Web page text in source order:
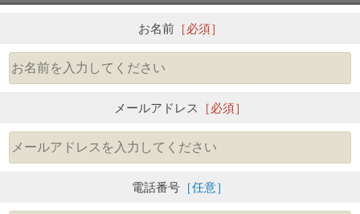
お名前［必須］
メールアドレス ［必須］
電話番号 ［任意］